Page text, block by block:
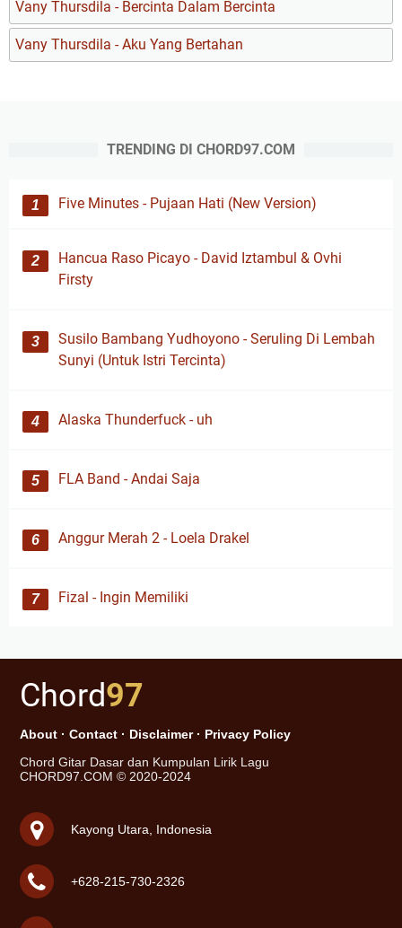
Vany Thursdila - Bercinta Dalam Bercinta
Vany Thursdila - Aku Yang Bertahan
TRENDING DI CHORD97.COM
Five Minutes - Pujaan Hati (New Version)
Hancua Raso Picayo - David Iztambul & Ovhi
Firsty
Susilo Bambang Yudhoyono - Seruling Di Lembah
Sunyi (Untuk Istri Tercinta)
Alaska Thunderfuck - uh
FLA Band - Andai Saja
Anggur Merah 2 - Loela Drakel
Fizal - Ingin Memiliki
Chord97
About · Contact · Disclaimer· Privacy Policy
Chord Gitar Dasar dan Kumpulan Lirik Lagu
CHORD97.COM © 2020-2024
Kayong Utara, Indonesia
+628-215-730-2326